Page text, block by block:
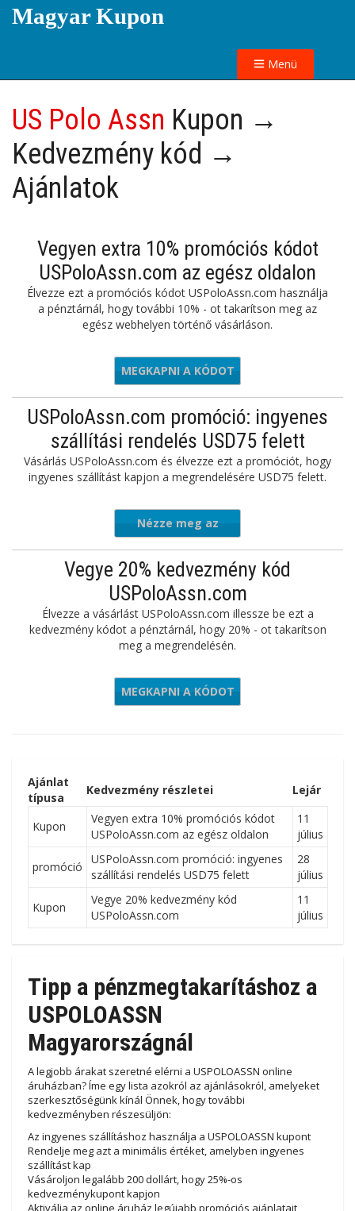
Magyar Kupon
Menü
US Polo Assn Kupon →
Kedvezmény kód →
Ajánlatok
Vegyen extra 10% promóciós kódot
USPoloAssn.com az egész oldalon
Élvezze ezt a promóciós kódot USPoloAssn.com használja
a pénztárnál, hogy további 10% - ot takarítson meg az
egész webhelyen történő vásárláson.
A0DA25
MEGKAPNI A KÓDOT
USPoloAssn.com promóció: ingyenes
szállítási rendelés USD75 felett
Vásárlás USPoloAssn.com és élvezze ezt a promóciót, hogy
ingyenes szállítást kapjon a megrendelésére USD75 felett.
Nézze meg az
ajánlatot
Vegye 20% kedvezmény kód
USPoloAssn.com
Élvezze a vásárlást USPoloAssn.com illessze be ezt a
kedvezmény kódot a pénztárnál, hogy 20% - ot takarítson
meg a megrendelésén.
PRING20
MEGKAPNI A KÓDOT
Ajánlat
típusa
Kedvezmény részletei Lejár
Kupon
Vegyen extra 10% promóciós kódot
USPoloAssn.com az egész oldalon
11
július
promóció
USPoloAssn.com promóció: ingyenes
szállítási rendelés USD75 felett
28
július
Kupon
Vegye 20% kedvezmény kód
USPoloAssn.com
11
július
Tipp a pénzmegtakarításhoz a
USPOLOASSN
Magyarországnál
A legjobb árakat szeretné elérni a USPOLOASSN online
áruházban? Íme egy lista azokról az ajánlásokról, amelyeket
szerkesztőségünk kínál Önnek, hogy további
kedvezményben részesüljön:
Az ingyenes szállításhoz használja a USPOLOASSN kupont
Rendelje meg azt a minimális értéket, amelyben ingyenes
szállítást kap
Vásároljon legalább 200 dollárt, hogy 25%-os
kedvezménykupont kapjon
Aktiválja az online áruház legújabb promóciós ajánlatait